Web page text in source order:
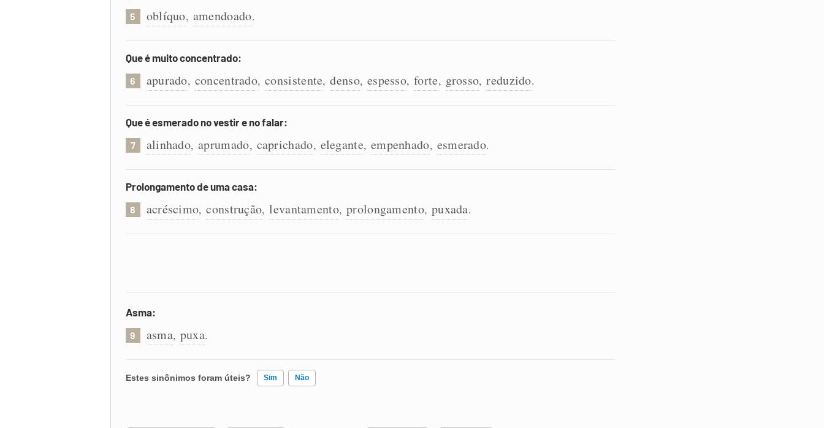
5 oblíquo, amendoado.
Que é muito concentrado:
6 apurado, concentrado, consistente, denso, espesso, forte, grosso, reduzido.
Que é esmerado no vestir e no falar:
7 alinhado, aprumado, caprichado, elegante, empenhado, esmerado.
Prolongamento de uma casa:
8 acréscimo, construção, levantamento, prolongamento, puxada.
Asma:
9 asma, puxa.
Estes sinônimos foram úteis? Sim Não